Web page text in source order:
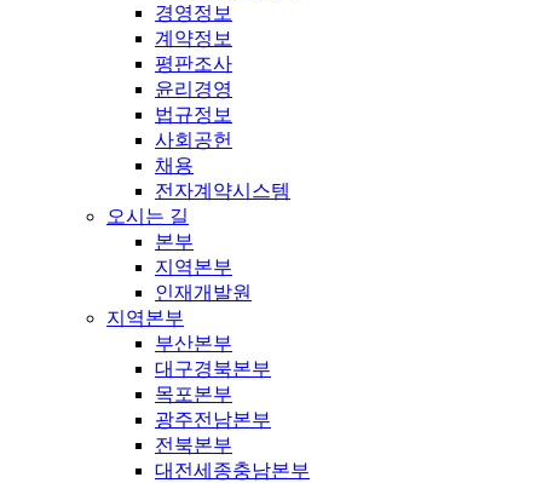
경영정보
계약정보
평판조사
윤리경영
법규정보
사회공헌
채용
전자계약시스템
오시는 길
본부
지역본부
인재개발원
지역본부
부산본부
대구경북본부
목포본부
광주전남본부
전북본부
대전세종충남본부